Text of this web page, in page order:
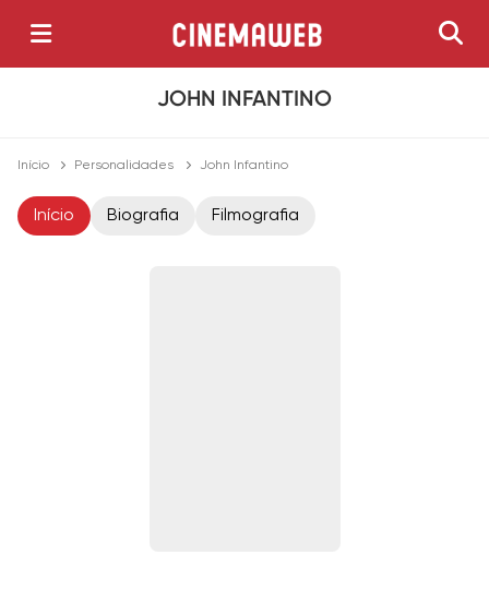
JOHN INFANTINO
Início Personalidades John Infantino
Início Biografia Filmografia